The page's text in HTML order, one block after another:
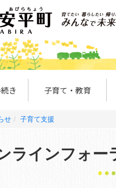
き 子育て・教育
せ 子育て支援
ラインフォー